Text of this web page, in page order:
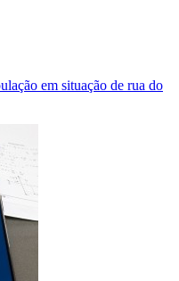
em situação de rua do